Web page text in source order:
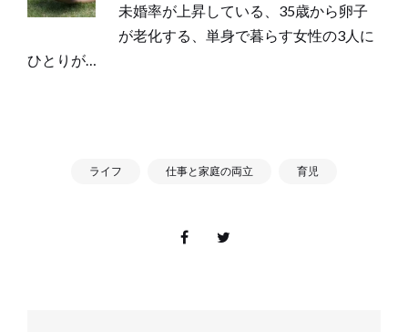
未婚率が上昇している、35歳から卵子
が老化する、単身で暮らす女性の3人に
ひとりが…
ライフ 仕事と家庭の両立 育児